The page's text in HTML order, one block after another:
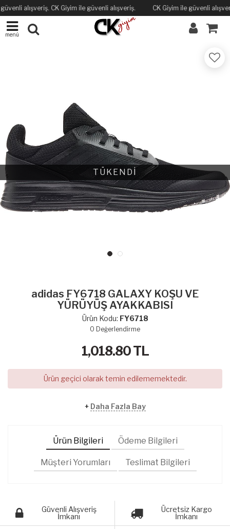
alışveriş. CK Giyim ile güvenli alışveriş. CK Giyim ile güvenli
menü
TÜKENDİ
adidas FY6718 GALAXY KOŞU VE
YÜRÜYÜŞ AYAKKABISI
Ürün Kodu: FY6718
0 Değerlendirme
1,018.80TL
Ürün geçici olarak temin edilememektedir.
+ Daha Fazla Bay
Ürün Bilgileri Ödeme Bilgileri
Müşteri Yorumları Teslimat Bilgileri
Güvenli Alışveriş
İmkanı
Ücretsiz Kargo
İmkanı